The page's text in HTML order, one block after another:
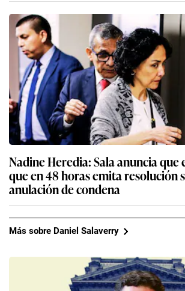
Nadine Heredia: Sala anuncia que
que en 48 horas emita resolución
anulación de condena
Más sobre Daniel Salaverry